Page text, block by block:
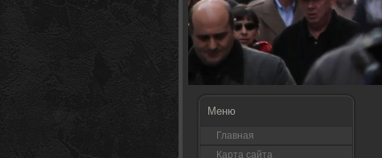
Меню
Главная
Карта сайта